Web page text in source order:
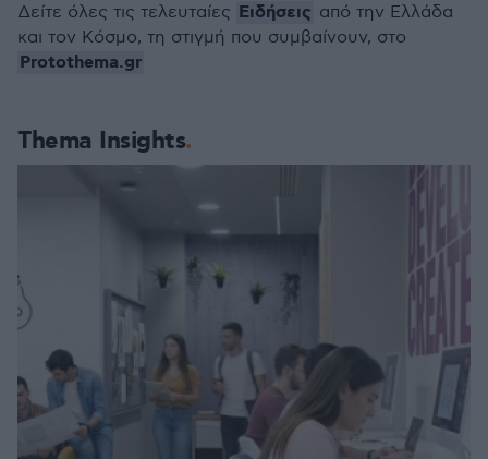
Thema Insights
Δείτε όλες τις τελευταίες Ειδήσεις από την Ελλάδα
και τον Κόσμο, τη στιγμή που συμβαίνουν, στο
Protothema.gr